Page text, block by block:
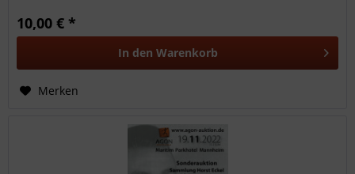
10,00 € *
In den Warenkorb
Merken